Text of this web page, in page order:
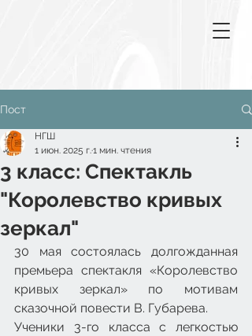
Пост
3 класс: Спектакль
"Королевство кривых
зеркал"
НГШ
1 июн. 2025 г.1 мин. чтения
30 мая состоялась долгожданная
премьера спектакля «Королевство
кривых зеркал» по мотивам
сказочной повести В. Губарева.
Ученики 3-го класса с легкостью